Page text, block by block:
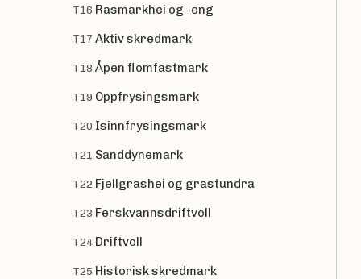
T16 Rasmarkhei og -eng
T17 Aktiv skredmark
T18 Åpen flomfastmark
T19 Oppfrysingsmark
T20 Isinnfrysingsmark
T21 Sanddynemark
T22 Fjellgrashei og grastundra
T23 Ferskvannsdriftvoll
T24 Driftvoll
T25 Historisk skredmark